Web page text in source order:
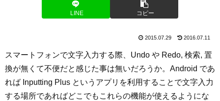
LINE コピー
2015.07.29 2016.07.11
スマートフォンで文字入力する際、Undo や Redo, 検索, 置
換が無くて不便だと感じた事は無いだろうか。Android であ
れば Inputting Plus というアプリを利用することで文字入力
する場所であればどこでもこれらの機能が使えるようにな